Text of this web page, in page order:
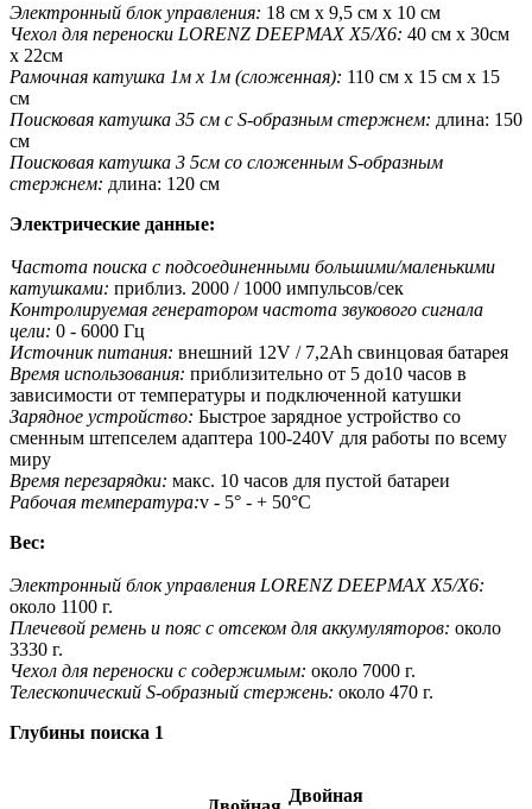
Электронный блок управления: 18 см x 9,5 см x 10 см
Чехол для переноски LORENZ DEEPMAX X5/X6: 40 см x 30см
x 22см
Рамочная катушка 1м x 1м (сложенная): 110 см x 15 см x 15
см
Поисковая катушка 35 см с S-образным стержнем: длина: 150
см
Поисковая катушка 3 5см со сложенным S-образным
стержнем: длина: 120 см
Электрические данные:
Частота поиска с подсоединенными большими/маленькими
катушками: приблиз. 2000 / 1000 импульсов/сек
Контролируемая генератором частота звукового сигнала
цели: 0 - 6000 Гц
Источник питания: внешний 12V / 7,2Ah свинцовая батарея
Время использования: приблизительно от 5 до10 часов в
зависимости от температуры и подключенной катушки
Зарядное устройство: Быстрое зарядное устройство со
сменным штепселем адаптера 100-240V для работы по всему
миру
Время перезарядки: макс. 10 часов для пустой батареи
Рабочая температура:v - 5° - + 50°C
Вес:
Электронный блок управления LORENZ DEEPMAX X5/X6:
около 1100 г.
Плечевой ремень и пояс с отсеком для аккумуляторов: около
3330 г.
Чехол для переноски с содержимым: около 7000 г.
Телескопический S-образный стержень: около 470 г.
Глубины поиска 1
Двойная